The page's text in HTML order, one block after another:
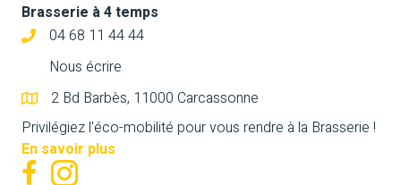
Brasserie à 4 temps
04 68 11 44 44
Nous écrire
2 Bd Barbès, 11000 Carcassonne
Privilégiez l'éco-mobilité pour vous rendre à la Brasserie !
En savoir plus